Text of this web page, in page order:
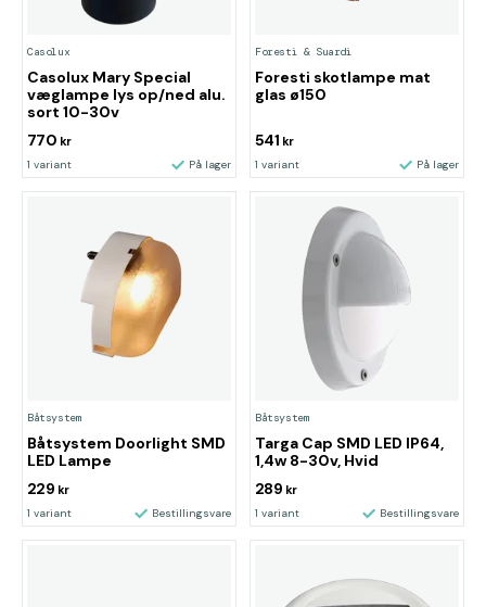
Casolux
Casolux Mary Special
væglampe lys op/ned alu.
sort 10-30v
770 kr
1 variant På lager
Foresti & Suardi
Foresti skotlampe mat
glas ø150
541 kr
1 variant På lager
Båtsystem
Båtsystem Doorlight SMD
LED Lampe
229 kr
1 variant Bestillingsvare
Båtsystem
Targa Cap SMD LED IP64,
1,4w 8-30v, Hvid
289 kr
1 variant Bestillingsvare